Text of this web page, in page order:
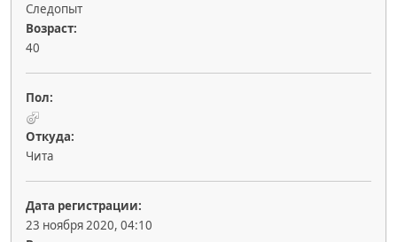
Следопыт
Возраст:
40
Пол:
Откуда:
Чита
Дата регистрации:
23 ноября 2020, 04:10